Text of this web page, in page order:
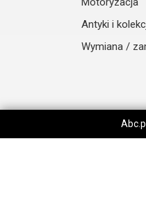
Antyki i
Wymiana /